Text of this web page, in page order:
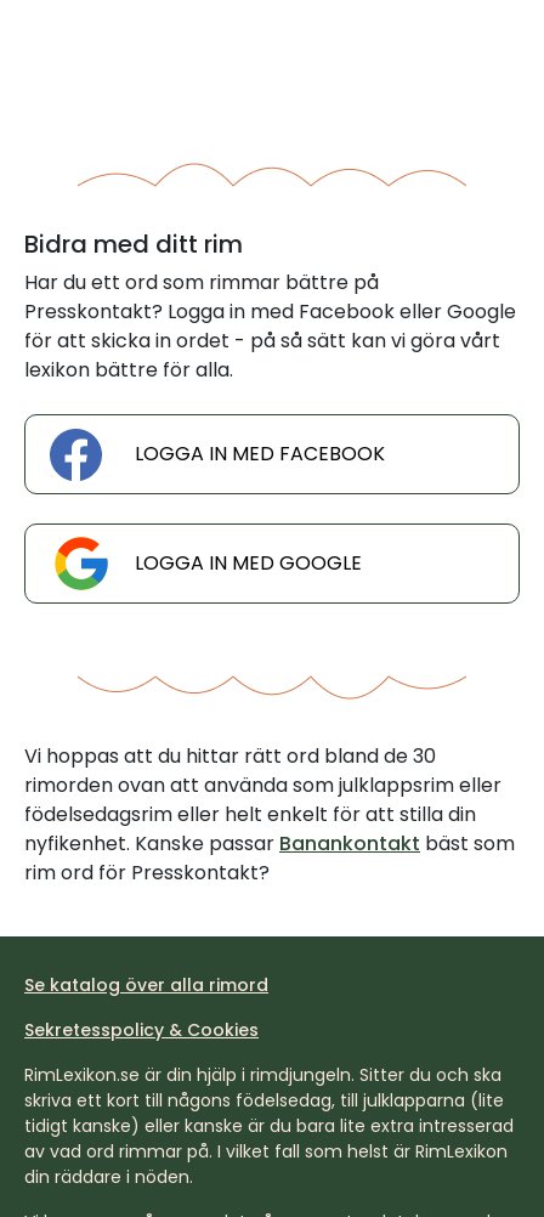
Bidra med ditt rim
Har du ett ord som rimmar bättre på
Presskontakt? Logga in med Facebook eller Google
för att skicka in ordet - på så sätt kan vi göra vårt
lexikon bättre för alla.
LOGGA IN MED FACEBOOK
LOGGA IN MED GOOGLE
Vi hoppas att du hittar rätt ord bland de 30
rimorden ovan att använda som julklappsrim eller
födelsedagsrim eller helt enkelt för att stilla din
nyfikenhet. Kanske passar Banankontakt bäst som
rim ord för Presskontakt?
Se katalog över alla rimord
Sekretesspolicy & Cookies
RimLexikon.se är din hjälp i rimdjungeln. Sitter du och ska
skriva ett kort till någons födelsedag, till julklapparna (lite
tidigt kanske) eller kanske är du bara lite extra intresserad
av vad ord rimmar på. I vilket fall som helst är RimLexikon
din räddare i nöden.